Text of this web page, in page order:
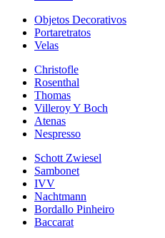
Objetos Decorativos
Portaretratos
Velas
Christofle
Rosenthal
Thomas
Villeroy Y Boch
Atenas
Nespresso
Schott Zwiesel
Sambonet
IVV
Nachtmann
Bordallo Pinheiro
Baccarat